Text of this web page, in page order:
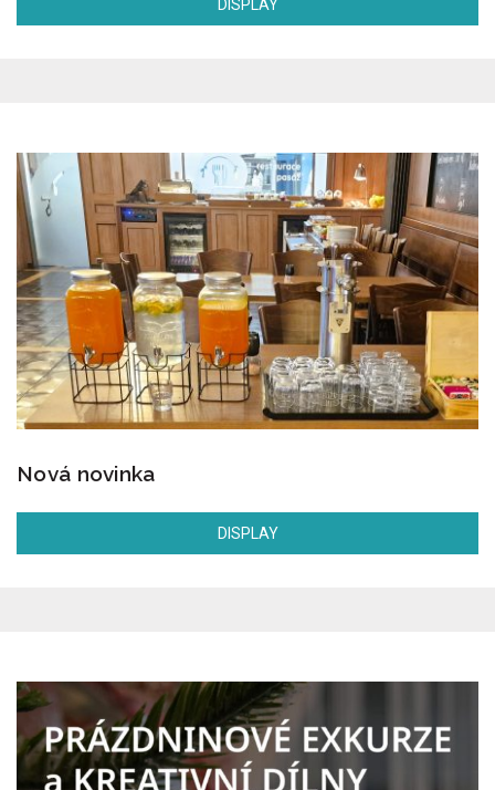
DISPLAY
Nová novinka
DISPLAY